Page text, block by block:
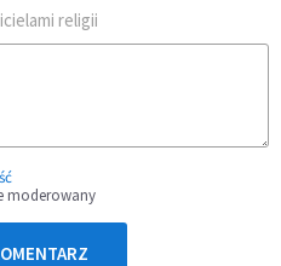
religii
moderowany